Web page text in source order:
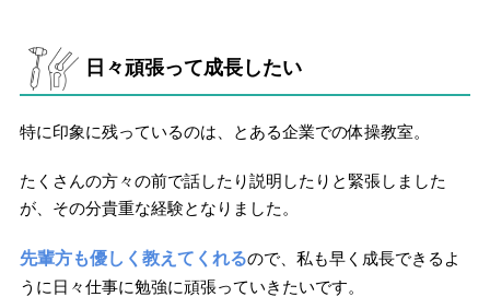
日々頑張って成長したい
特に印象に残っているのは、とある企業での体操教室。
たくさんの方々の前で話したり説明したりと緊張しました
が、その分貴重な経験となりました。
先輩方も優しく教えてくれるので、私も早く成長できるよ
うに日々仕事に勉強に頑張っていきたいです。